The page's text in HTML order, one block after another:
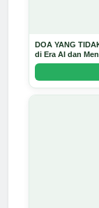
DOA YANG
di Era AI dan
Arda Dinata